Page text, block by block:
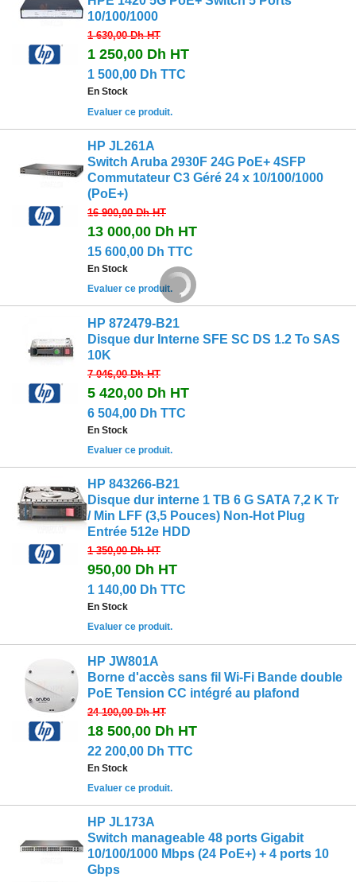
10/100/1000
1 630,00 DhHT
1 250,00 Dh HT
1 500,00 Dh TTC
En Stock
Evaluer ce produit.
HP JL261A
Switch Aruba 2930F 24G PoE+ 4SFP
Commutateur C3 Géré 24 x 10/100/1000
(PoE+)
16 900,00 DhHT
13 000,00 Dh HT
15 600,00 Dh TTC
En Stock
Evaluer ce produit.
HP 872479-B21
Disque dur Interne SFE SC DS 1.2 To SAS
10K
7 046,00 DhHT
5 420,00 Dh HT
6 504,00 Dh TTC
En Stock
Evaluer ce produit.
HP 843266-B21
Disque dur interne 1 TB 6 G SATA 7,2 K Tr
/ Min LFF (3,5 Pouces) Non-Hot Plug
Entrée 512e HDD
1 350,00 DhHT
950,00 Dh HT
1 140,00 Dh TTC
En Stock
Evaluer ce produit.
HP JW801A
Borne d'accès sans fil Wi-Fi Bande double
PoE Tension CC intégré au plafond
24 100,00 DhHT
18 500,00 Dh HT
22 200,00 Dh TTC
En Stock
Evaluer ce produit.
HP JL173A
Switch manageable 48 ports Gigabit
10/100/1000 Mbps (24 PoE+) + 4 ports 10
Gbps